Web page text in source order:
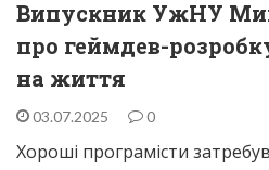
Випускник УжНУ
про геймдев-
на життя
03.07.2025 0
Хороші програмісти